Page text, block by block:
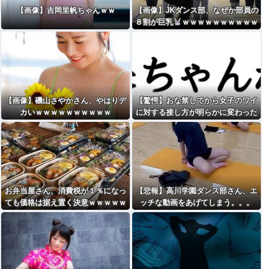
【画像】吉岡里帆ちゃんｗｗ
【画像】JKダンス部、なぜか部員の
８割が巨乳
ｗｗｗｗｗｗｗｗｗｗ
【画像】磯山さやかさん、やはりデ
カいｗｗｗｗｗｗｗｗｗｗ
【驚愕】おな禁してから女子のワイ
に対する接し方が明らかに変わった
wwww
お弁当屋さん、消費税が１％になっ
ても価格は据え置く決意ｗｗｗｗｗ
ｗ
【悲報】高川学園ダンス部さん、エ
ッチな動画をあげてしまう。。。